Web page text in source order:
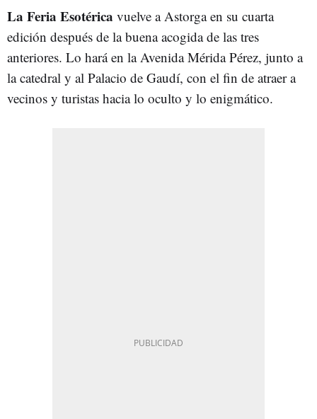
La Feria Esotérica vuelve a Astorga en su cuarta
edición después de la buena acogida de las tres
anteriores. Lo hará en la Avenida Mérida Pérez, junto a
la catedral y al Palacio de Gaudí, con el fin de atraer a
vecinos y turistas hacia lo oculto y lo enigmático.